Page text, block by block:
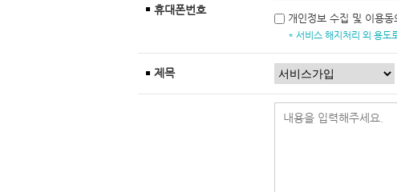
휴대폰번호
개인정보 수집 및 이용동
* 서비스 해지처리 외 용도
제목